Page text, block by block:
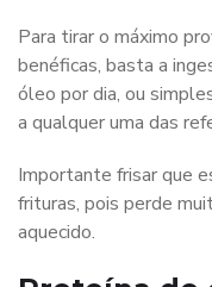
Para tirar o máximo
benéficas, basta a
óleo por dia, ou
a qualquer uma das
Importante frisar que
frituras, pois perde
aquecido.